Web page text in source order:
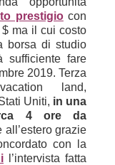
prestigiocon
ma il cui costo
borsa di studio
sufficiente fare
2019. Terza
land,
Uniti, in una
4 ore da
grazie
con la
l’intervista fatta